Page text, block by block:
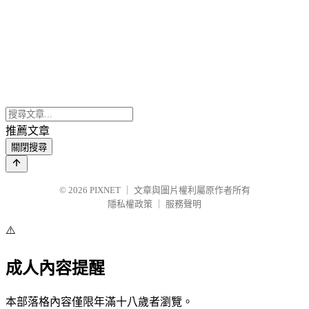
推薦文章
關閉搜尋
© 2026 PIXNET
文章與圖片權利屬原作者所有
隱私權政策
服務聲明
⚠️
成人內容提醒
本部落格內容僅限年滿十八歲者瀏覽。